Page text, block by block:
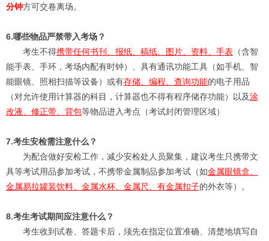
分钟方可交卷离场。
6.哪些物品严禁带入考场？
考生不得携带任何书刊、报纸、稿纸、图片、资料、手表（含智
能手表、手环，考场内配有时钟）、具有通讯功能工具（如手机、智
能眼镜、照相扫描等设备）或有存储、编程、查询功能的电子用品
（对允许使用计算器的科目，计算器也不得有程序储存功能）以及涂
改液、修正带、背包等物品进入考点（考试封闭管理区域）
7.考生安检需注意什么？
为配合做好安检工作，减少安检处人员聚集，建议考生只携带文
具等考试用品参加考试，不携带金属制品参加考试（如金属眼镜盒、
金属易拉罐装饮料、金属水杯、金属尺、有金属扣子的外衣等）。
8.考生考试期间应注意什么？
考生收到试卷、答题卡后，须先在指定位置准确、清楚地填写自